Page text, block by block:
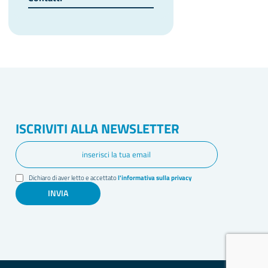
ISCRIVITI ALLA NEWSLETTER
Dichiaro di aver letto e accettatol'informativa sulla privacy
INVIA